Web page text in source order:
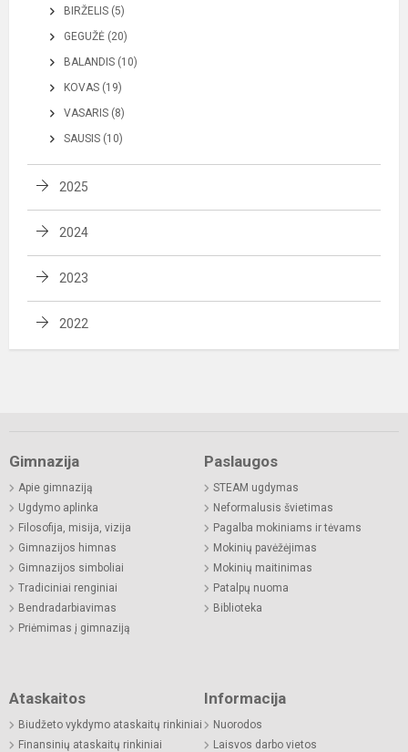
BIRŽELIS (5)
GEGUŽĖ (20)
BALANDIS (10)
KOVAS (19)
VASARIS (8)
SAUSIS (10)
2025
2024
2023
2022
Gimnazija
Apie gimnaziją
Ugdymo aplinka
Filosofija, misija, vizija
Gimnazijos himnas
Gimnazijos simboliai
Tradiciniai renginiai
Bendradarbiavimas
Priėmimas į gimnaziją
Paslaugos
STEAM ugdymas
Neformalusis švietimas
Pagalba mokiniams ir tėvams
Mokinių pavėžėjimas
Mokinių maitinimas
Patalpų nuoma
Biblioteka
Ataskaitos
Biudžeto vykdymo ataskaitų rinkiniai
Finansinių ataskaitų rinkiniai
Informacija
Nuorodos
Laisvos darbo vietos